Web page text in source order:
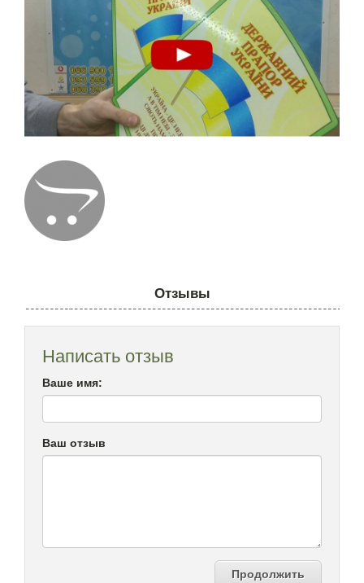
Отзывы
Написать отзыв
Ваше имя:
Ваш отзыв
Продолжить